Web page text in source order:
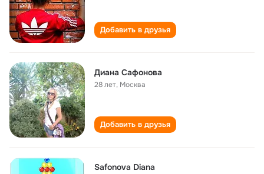
Добавить в друзья
Диана Сафонова
28 лет, Москва
Добавить в друзья
Safonova Diana